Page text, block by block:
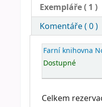
Exempláře( 1 )
Komentáře ( 0 )
Farní knihovna
Dostupné
Celkem